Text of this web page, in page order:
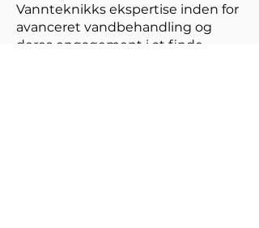
Vannteknikks ekspertise inden for
avanceret vandbehandling og
deres engagement i at finde